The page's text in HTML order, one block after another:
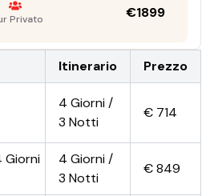
Privato €1899
Itinerario
Prezzo
4 Giorni /
3 Notti
€ 714
Giorni
4 Giorni /
3 Notti
€849